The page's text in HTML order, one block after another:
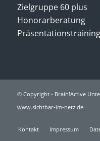
Zielgruppe 60 plus
Honorarberatung
Präsentationstraining
© Copyright - Brain!Active
www.sichtbar-im-netz.de
Kontakt Impressum